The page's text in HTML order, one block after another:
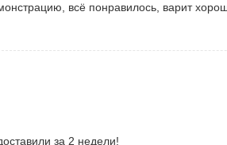
всё понравилось, варит
за 2 недели!